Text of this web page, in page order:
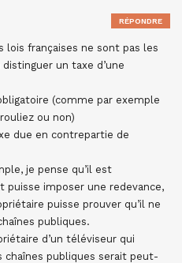
lois françaises ne sont pas les
un taxe d’une
(comme par exemple
ou non)
due en contrepartie de
je pense qu’il est
puisse imposer une redevance,
puisse prouver qu’il ne
publiques.
d’un téléviseur qui
chaînes publiques serait peut-
RÉPONDRE